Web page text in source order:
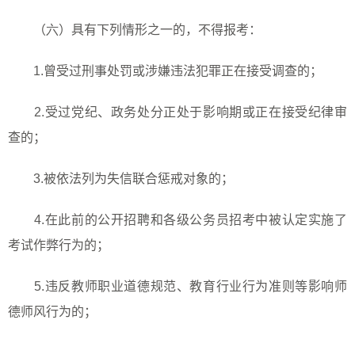
（六）具有下列情形之一的，不得报考：
1.曾受过刑事处罚或涉嫌违法犯罪正在接受调查的；
2.受过党纪、政务处分正处于影响期或正在接受纪律审
查的；
3.被依法列为失信联合惩戒对象的；
4.在此前的公开招聘和各级公务员招考中被认定实施了
考试作弊行为的；
5.违反教师职业道德规范、教育行业行为准则等影响师
德师风行为的；